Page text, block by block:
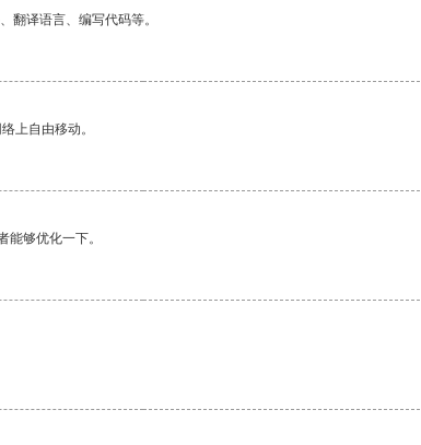
翻译语言、编写代码等。
上自由移动。
够优化一下。